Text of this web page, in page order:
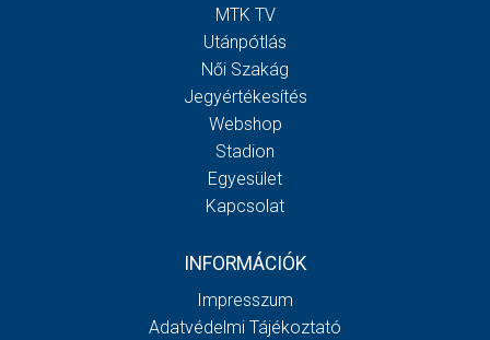
MTK TV
Utánpótlás
Női Szakág
Jegyértékesítés
Webshop
Stadion
Egyesület
Kapcsolat
INFORMÁCIÓK
Impresszum
Adatvédelmi Tájékoztató